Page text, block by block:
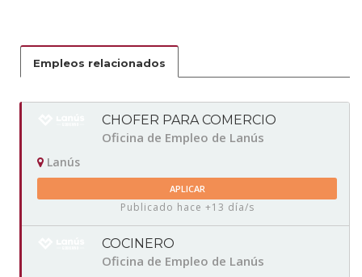
Empleos relacionados
CHOFER PARA COMERCIO
Oficina de Empleo de Lanús
Lanús
APLICAR
Publicado hace +13 día/s
COCINERO
Oficina de Empleo de Lanús